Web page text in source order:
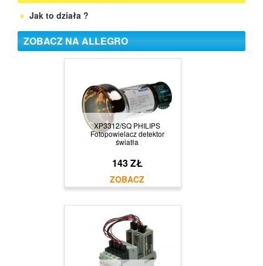
Jak to działa ?
ZOBACZ NA ALLEGRO
XP3312/SQ PHILIPS
Fotopowielacz detektor
światła
143 ZŁ